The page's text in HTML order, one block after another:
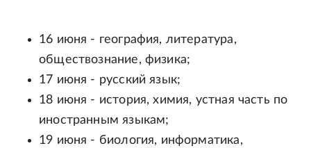
16 июня - география, литература,
обществознание, физика;
17 июня - русский язык;
18 июня - история, химия, устная часть по
иностранным языкам;
19 июня - биология, информатика,